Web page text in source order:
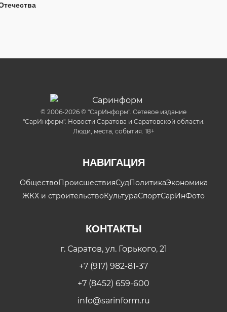
© 2006-2026 © "СарИнформ". Сетевое издание
"СарИнформ". Новости Саратова и Саратовской области.
Люди, места, события. 18+
НАВИГАЦИЯ
ОбществоПроисшествияСудПолитикаЭкономика
ЖКХ и строительствоКультураСпортСарИнФото
КОНТАКТЫ
г. Саратов, ул. Горького, 21
+7 (917) 982-81-37
+7 (8452) 659-600
info@sarinform.ru